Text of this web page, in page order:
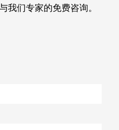
我们专家的免费咨询。